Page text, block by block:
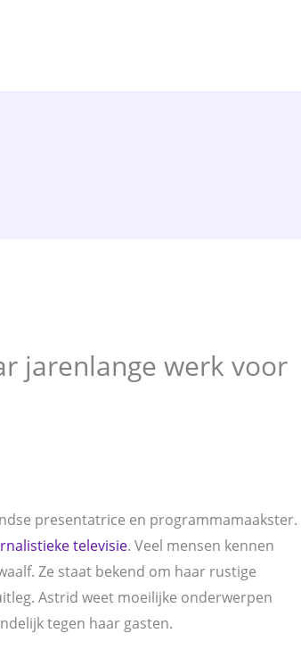
jarenlange werk voor
presentatrice en programmamaakster.
televisie. Veel mensen kennen
Ze staat bekend om haar rustige
Astrid weet moeilijke onderwerpen
tegen haar gasten.